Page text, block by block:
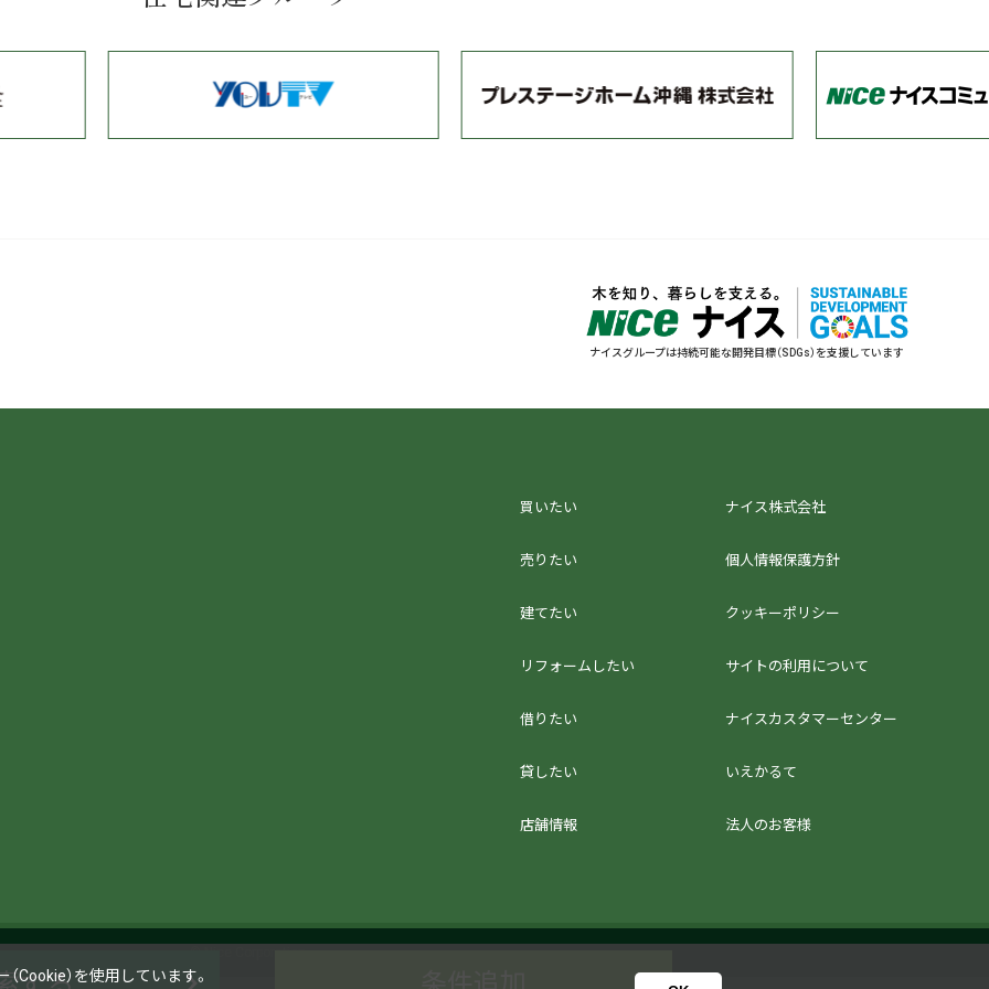
ナイスグループは持続可能な開発目標（SDGs）を支援しています
買いたい
売りたい
建てたい
リフォームしたい
借りたい
貸したい
店舗情報
ナイス株式会社
個人情報保護方針
クッキーポリシー
サイトの利用について
ナイスカスタマーセンター
いえかるて
法人のお客様
Cookie）を使用しています。